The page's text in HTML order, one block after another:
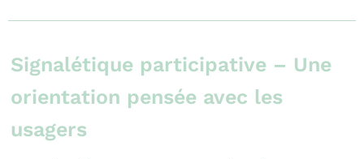
Signalétique participative – Une
orientation pensée avec les
usagers